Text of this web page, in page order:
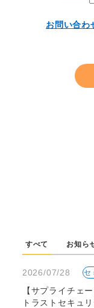
お問い合わ
すべて お知ら
2026/07/28 セ
【サプライチェ
トラストセキュ